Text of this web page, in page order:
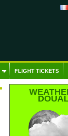
FLIGHT TICKETS